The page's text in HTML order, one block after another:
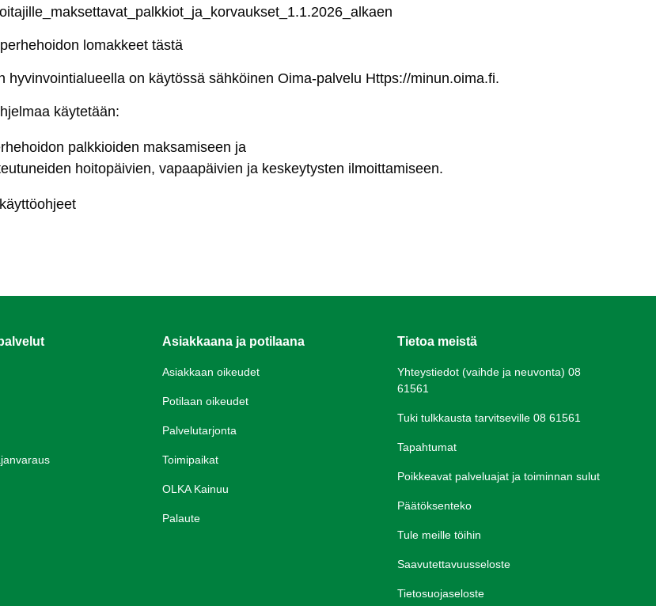
lo­mak­keet täs­tä
hy­vin­voin­tia­lueel­la on käy­tös­sä säh­köi­nen Oi­ma-pal­ve­lu Https://mi­nun.oi­ma.fi.
käy­te­tään:
palk­kioi­den mak­sa­mi­seen ja
hoi­to­päi­vien, va­paa­päi­vien ja kes­key­tys­ten il­moit­ta­mi­seen.
Asiakkaana ja potilaana
Asiakkaan oikeudet
Potilaan oikeudet
Palvelutarjonta
Toimipaikat
OLKA Kainuu
Palaute
Tietoa meistä
Yhteystiedot (vaihde ja neuvonta) 08
61561
Tuki tulkkausta tarvitseville 08 61561
Tapahtumat
Poikkeavat palveluajat ja toiminnan sulut
Päätöksenteko
Tule meille töihin
Saavutettavuusseloste
Tietosuojaseloste